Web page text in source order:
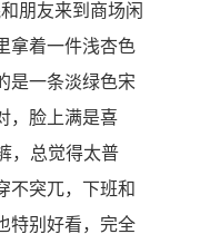
朋友来到商场闲
拿着一件浅杏色
是一条淡绿色宋
，脸上满是喜
，总觉得太普
不突兀，下班和
特别好看，完全